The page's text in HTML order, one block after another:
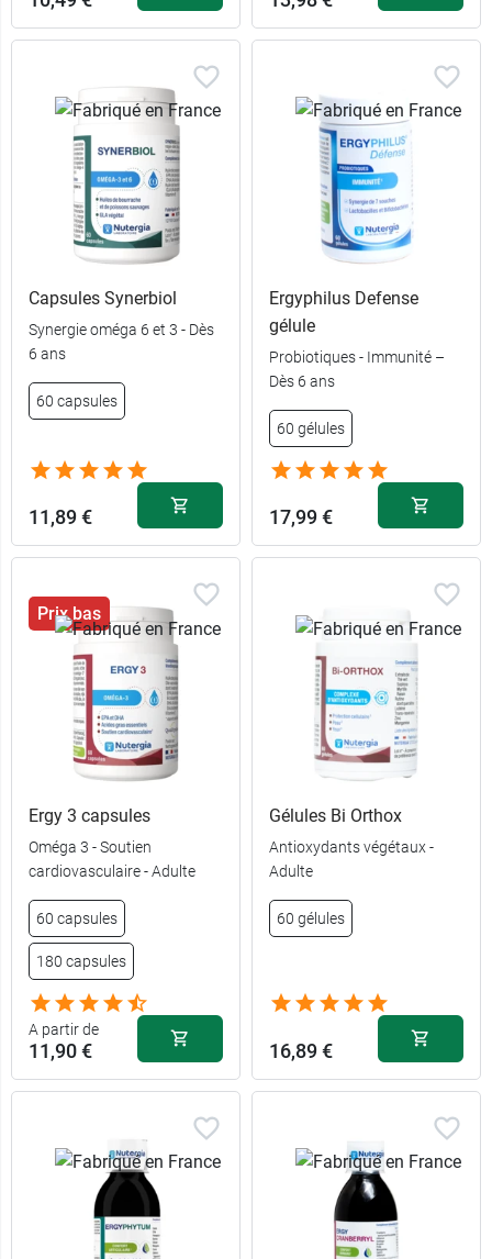
Capsules Synerbiol
Synergie oméga 6 et 3 - Dès
6 ans
60 capsules
11,89 €
Ergyphilus Defense
gélule
Probiotiques - Immunité –
Dès 6 ans
60 gélules
17,99 €
Prix bas
Ergy 3 capsules
Oméga 3 - Soutien
cardiovasculaire - Adulte
60 capsules
180 capsules
A partir de
11,90 €
Gélules Bi Orthox
Antioxydants végétaux -
Adulte
60 gélules
16,89 €